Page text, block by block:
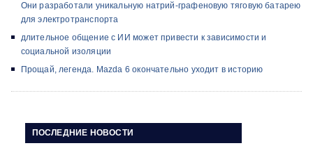
Они разработали уникальную натрий-графеновую тяговую батарею
для электротранспорта
длительное общение с ИИ может привести к зависимости и
социальной изоляции
Прощай, легенда. Mazda 6 окончательно уходит в историю
ПОСЛЕДНИЕ НОВОСТИ